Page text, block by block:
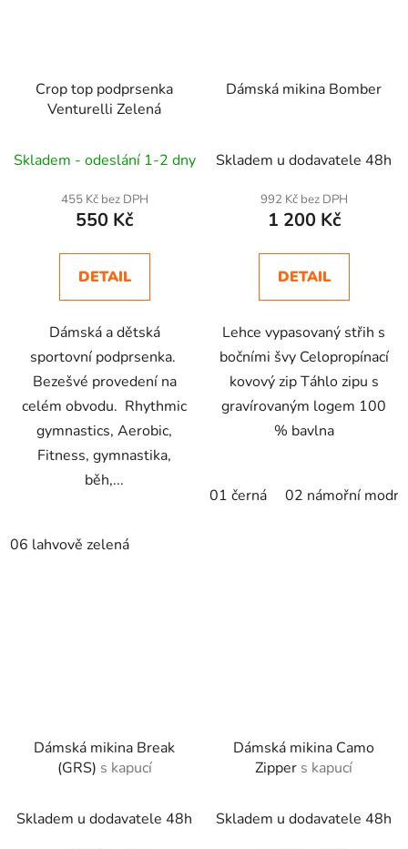
Crop top podprsenka
Venturelli Zelená
Skladem - odeslání 1-2 dny
455 Kč bez DPH
550 Kč
DETAIL
Dámská a dětská
sportovní podprsenka.
Bezešvé provedení na
celém obvodu. Rhythmic
gymnastics, Aerobic,
Fitness, gymnastika,
běh,...
06 lahvově zelená
Dámská mikina Bomber
Skladem u dodavatele 48h
992 Kč bez DPH
1 200 Kč
DETAIL
Lehce vypasovaný střih s
bočními švy Celopropínací
kovový zip Táhlo zipu s
gravírovaným logem 100
% bavlna
01 černá 02 námořní modrá
Dámská mikina Break
(GRS) s kapucí
Skladem u dodavatele 48h
Dámská mikina Camo
Zipper s kapucí
Skladem u dodavatele 48h